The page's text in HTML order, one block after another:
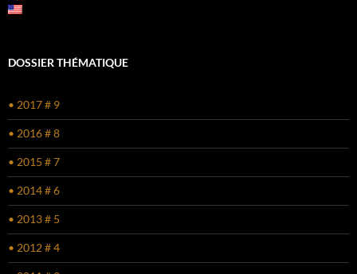
DOSSIER THÉMATIQUE
• 2017 # 9
• 2016 # 8
• 2015 # 7
• 2014 # 6
• 2013 # 5
• 2012 # 4